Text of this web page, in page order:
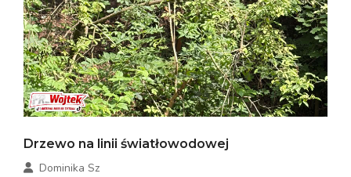
Drzewo na linii światłowodowej
Dominika Sz